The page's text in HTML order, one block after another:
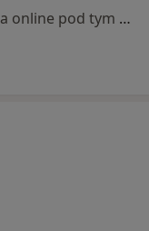
Specjalista nie oferuje umawiania online pod tym adresem.